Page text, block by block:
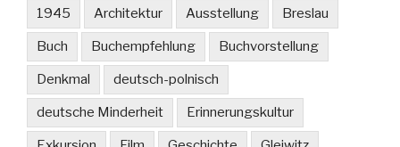
1945 Architektur Ausstellung Breslau
Buch Buchempfehlung Buchvorstellung
Denkmal deutsch-polnisch
deutsche Minderheit Erinnerungskultur